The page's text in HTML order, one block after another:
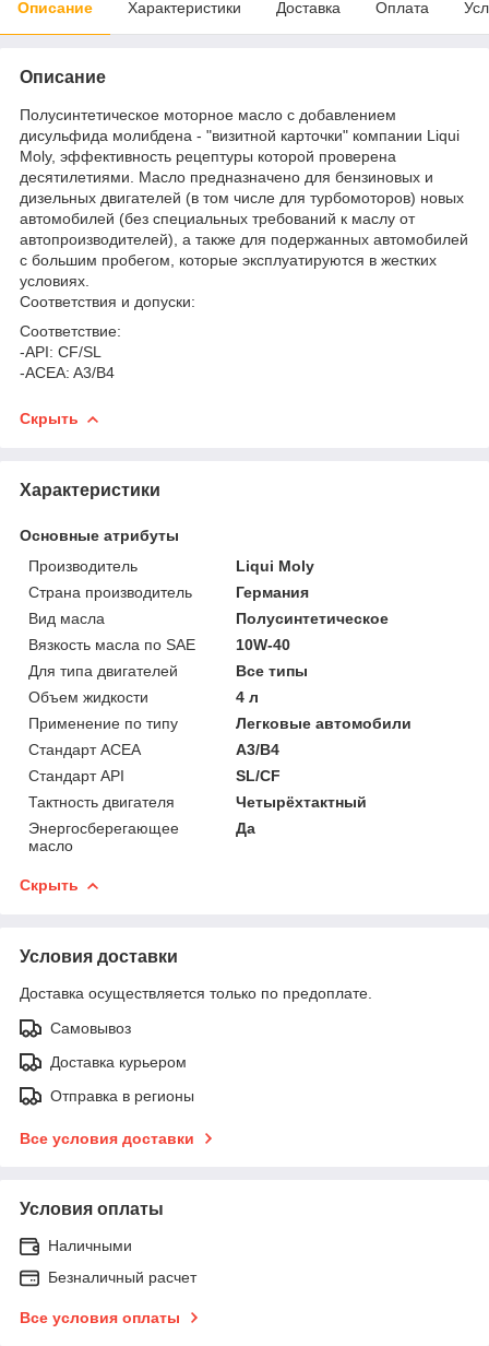
Описание Характеристики Доставка Оплата
Описание
Полусинтетическое моторное масло с добавлением
дисульфида молибдена - "визитной карточки" компании Liqui
Moly, эффективность рецептуры которой проверена
десятилетиями. Масло предназначено для бензиновых и
дизельных двигателей (в том числе для турбомоторов) новых
автомобилей (без специальных требований к маслу от
автопроизводителей), а также для подержанных автомобилей
с большим пробегом, которые эксплуатируются в жестких
условиях.
Соответствия и допуски:
Соответствие:
-API: CF/SL
-ACEA: A3/B4
Скрыть
Характеристики
Основные атрибуты
Производитель
Liqui Moly
Страна производитель
Германия
Вид масла
Полусинтетическое
Вязкость масла по SAE
10W-40
Для типа двигателей
Все типы
Объем жидкости
4 л
Применение по типу
Легковые автомобили
Стандарт ACEA
A3/B4
Стандарт API
SL/CF
Тактность двигателя
Четырёхтактный
Энергосберегающее
масло
Да
Скрыть
Условия доставки
Доставка осуществляется только по предоплате.
Самовывоз
Доставка курьером
Отправка в регионы
Все условия доставки
Условия оплаты
Наличными
Безналичный расчет
Все условия оплаты